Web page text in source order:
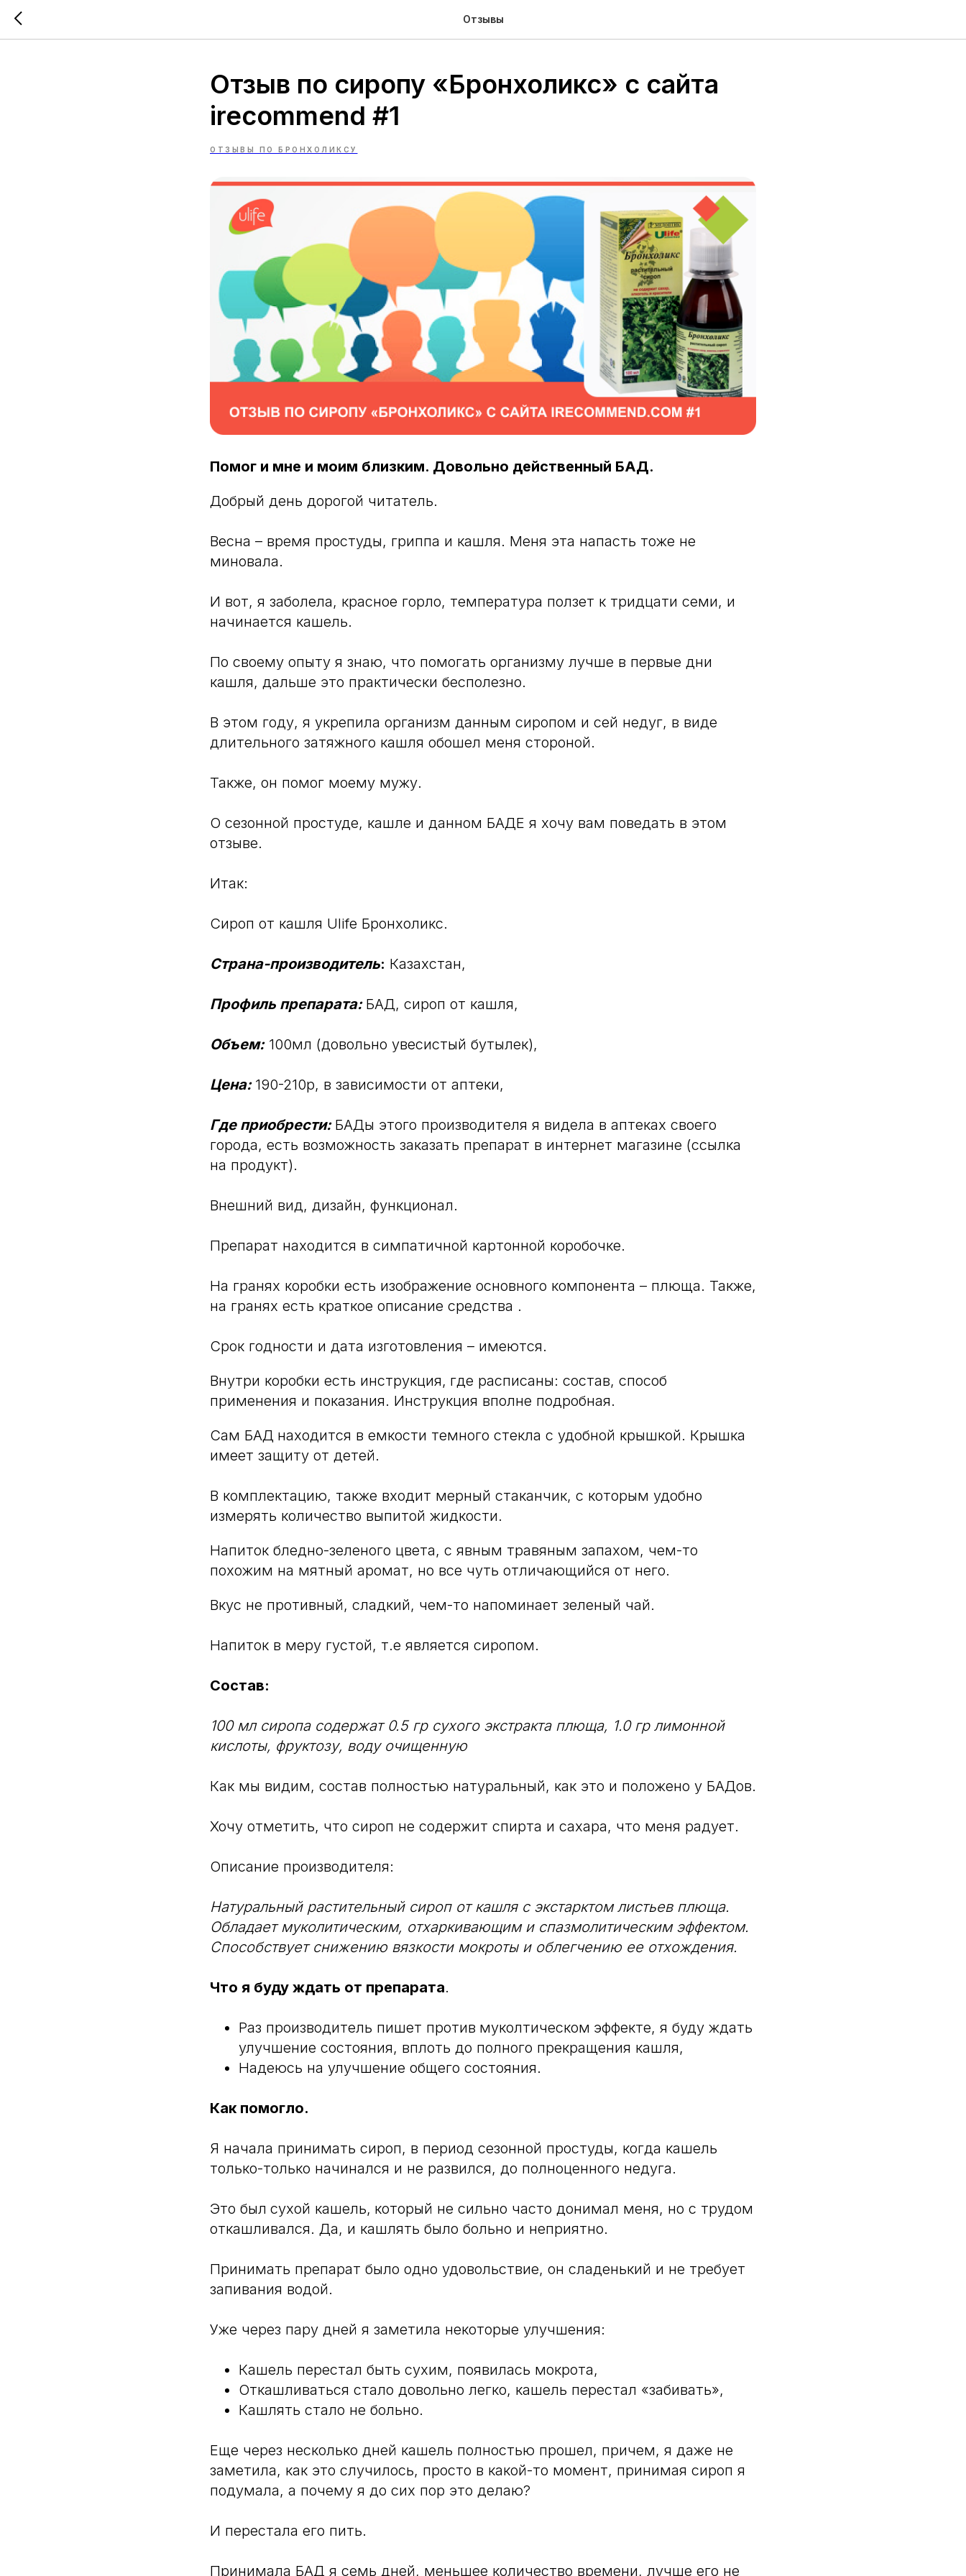
Отзывы
Отзыв по сиропу «Бронхоликс» с сайта
irecommend #1
ОТЗЫВЫ ПО БРОНХОЛИКСУ
Помог и мне и моим близким. Довольно действенный БАД.
Добрый день дорогой читатель.
Весна – время простуды, гриппа и кашля. Меня эта напасть тоже не
миновала.
И вот, я заболела, красное горло, температура ползет к тридцати семи, и
начинается кашель.
По своему опыту я знаю, что помогать организму лучше в первые дни
кашля, дальше это практически бесполезно.
В этом году, я укрепила организм данным сиропом и сей недуг, в виде
длительного затяжного кашля обошел меня стороной.
Также, он помог моему мужу.
О сезонной простуде, кашле и данном БАДЕ я хочу вам поведать в этом
отзыве.
Итак:
Сироп от кашля Ulife Бронхоликс.
Страна-производитель: Казахстан,
Профиль препарата: БАД, сироп от кашля,
Объем:100мл (довольно увесистый бутылек),
Цена: 190-210р, в зависимости от аптеки,
Где приобрести: БАДы этого производителя я видела в аптеках своего
города, есть возможность заказать препарат в интернет магазине (ссылка
на продукт).
Внешний вид, дизайн, функционал.
Препарат находится в симпатичной картонной коробочке.
На гранях коробки есть изображение основного компонента – плюща. Также,
на гранях есть краткое описание средства .
Срок годности и дата изготовления – имеются.
Внутри коробки есть инструкция, где расписаны: состав, способ
применения и показания. Инструкция вполне подробная.
Сам БАД находится в емкости темного стекла с удобной крышкой. Крышка
имеет защиту от детей.
В комплектацию, также входит мерный стаканчик, с которым удобно
измерять количество выпитой жидкости.
Напиток бледно-зеленого цвета, с явным травяным запахом, чем-то
похожим на мятный аромат, но все чуть отличающийся от него.
Вкус не противный, сладкий, чем-то напоминает зеленый чай.
Напиток в меру густой, т.е является сиропом.
Состав:
100 мл сиропа содержат 0.5 гр сухого экстракта плюща, 1.0 гр лимонной
кислоты, фруктозу, воду очищенную
Как мы видим, состав полностью натуральный, как это и положено у БАДов.
Хочу отметить, что сироп не содержит спирта и сахара, что меня радует.
Описание производителя:
Натуральный растительный сироп от кашля с экстарктом листьев плюща.
Обладает муколитическим, отхаркивающим и спазмолитическим эффектом.
Способствует снижению вязкости мокроты и облегчению ее отхождения.
Что я буду ждать от препарата.
Раз производитель пишет против муколтическом эффекте, я буду ждать
улучшение состояния, вплоть до полного прекращения кашля,
Надеюсь на улучшение общего состояния.
Как помогло.
Я начала принимать сироп, в период сезонной простуды, когда кашель
только-только начинался и не развился, до полноценного недуга.
Это был сухой кашель, который не сильно часто донимал меня, но с трудом
откашливался. Да, и кашлять было больно и неприятно.
Принимать препарат было одно удовольствие, он сладенький и не требует
запивания водой.
Уже через пару дней я заметила некоторые улучшения:
Кашель перестал быть сухим, появилась мокрота,
Откашливаться стало довольно легко, кашель перестал «забивать»,
Кашлять стало не больно.
Еще через несколько дней кашель полностью прошел, причем, я даже не
заметила, как это случилось, просто в какой-то момент, принимая сироп я
подумала, а почему я до сих пор это делаю?
И перестала его пить.
Принимала БАД я семь дней, меньшее количество времени, лучше его не